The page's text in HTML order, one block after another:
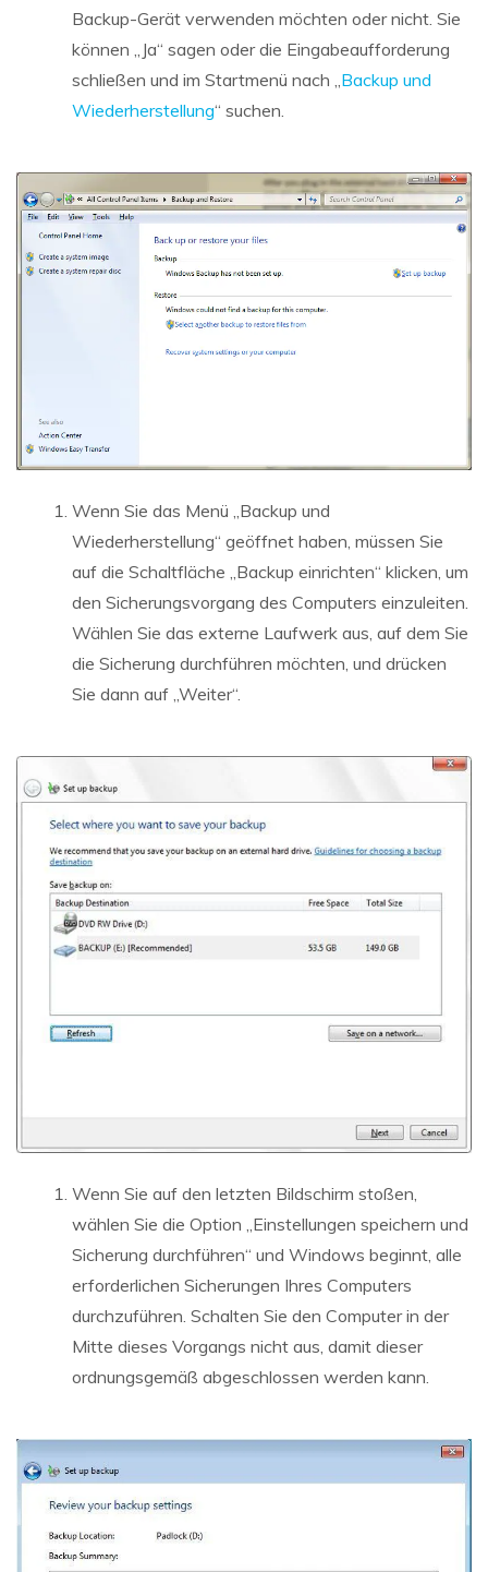
Backup-Gerät verwenden möchten oder nicht. Sie
können „Ja“ sagen oder die Eingabeaufforderung
schließen und im Startmenü nach „ Backup und
Wiederherstellung“ suchen.
Wenn Sie das Menü „Backup und
Wiederherstellung“ geöffnet haben, müssen Sie
auf die Schaltfläche „Backup einrichten“ klicken, um
den Sicherungsvorgang des Computers einzuleiten.
Wählen Sie das externe Laufwerk aus, auf dem Sie
die Sicherung durchführen möchten, und drücken
Sie dann auf „Weiter“.
Wenn Sie auf den letzten Bildschirm stoßen,
wählen Sie die Option „Einstellungen speichern und
Sicherung durchführen“ und Windows beginnt, alle
erforderlichen Sicherungen Ihres Computers
durchzuführen. Schalten Sie den Computer in der
Mitte dieses Vorgangs nicht aus, damit dieser
ordnungsgemäß abgeschlossen werden kann.